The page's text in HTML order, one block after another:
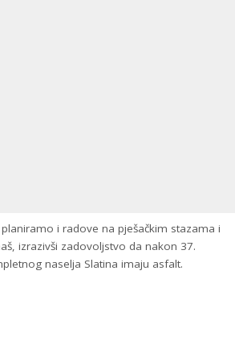
i radove na pješačkim stazama i
izrazivši zadovoljstvo da nakon 37.
naselja Slatina imaju asfalt.